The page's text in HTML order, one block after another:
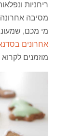
ריחניות
מסיבה אחרונה
מי מכם,
אחרונים
מוזמנים